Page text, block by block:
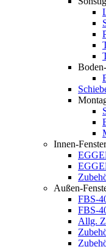
Innen-
Außen-
FBS-
FBS-
Allg.